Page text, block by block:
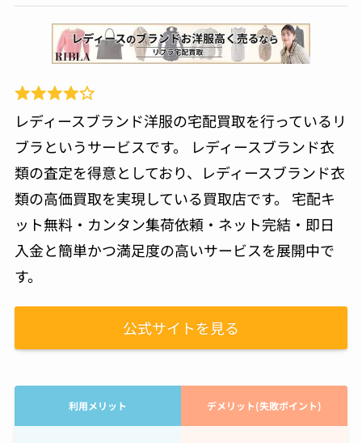
レディースブランド洋服の宅配買取を行っているリ
ブラというサービスです。 レディースブランド衣
類の査定を得意としており、レディースブランド衣
類の高価買取を実現している買取店です。 宅配キ
ット無料・カンタン集荷依頼・ネット完結・即日
入金と簡単かつ満足度の高いサービスを展開中で
す。
公式サイトを見る
利用メリット デメリット(失敗ポイント)